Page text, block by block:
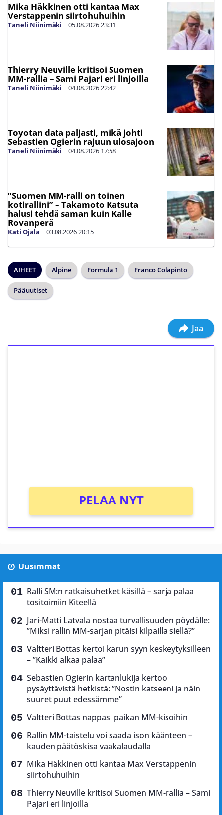
Mika Häkkinen otti kantaa Max
Verstappenin siirtohuhuihin
Taneli Niinimäki | 05.08.202623:31
Thierry Neuville kritisoi Suomen
MM-rallia – Sami Pajari eri linjoilla
Taneli Niinimäki | 04.08.202622:42
Toyotan data paljasti, mikä johti
Sebastien Ogierin rajuun ulosajoon
Taneli Niinimäki | 04.08.2026 17:58
”Suomen MM-ralli on toinen
kotirallini” – Takamoto Katsuta
halusi tehdä saman kuin Kalle
Rovanperä
Kati Ojala | 03.08.202620:15
AIHEET Alpine Formula 1 Franco Colapinto
Pääuutiset
Jaa
PELAA NYT
Uusimmat
Ralli SM:n ratkaisuhetket käsillä – sarja palaa
tositoimiin Kiteellä
Jari-Matti Latvala nostaa turvallisuuden pöydälle:
”Miksi rallin MM-sarjan pitäisi kilpailla siellä?”
Valtteri Bottas kertoi karun syyn keskeytyksilleen
– ”Kaikki alkaa palaa”
Sebastien Ogierin kartanlukija kertoo
pysäyttävistä hetkistä: ”Nostin katseeni ja näin
suuret puut edessämme”
Valtteri Bottas nappasi paikan MM-kisoihin
Rallin MM-taistelu voi saada ison käänteen –
kauden päätöskisa vaakalaudalla
Mika Häkkinen otti kantaa Max Verstappenin
siirtohuhuihin
Thierry Neuville kritisoi Suomen MM-rallia – Sami
Pajari eri linjoilla